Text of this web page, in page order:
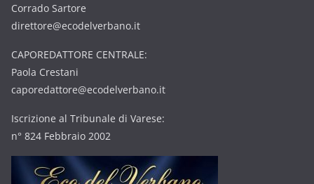
Corrado Sartore
direttore@ecodelverbano.it
CAPOREDATTORE CENTRALE:
Paola Crestani
caporedattore@ecodelverbano.it
Iscrizione al Tribunale di Varese:
n° 824 Febbraio 2002